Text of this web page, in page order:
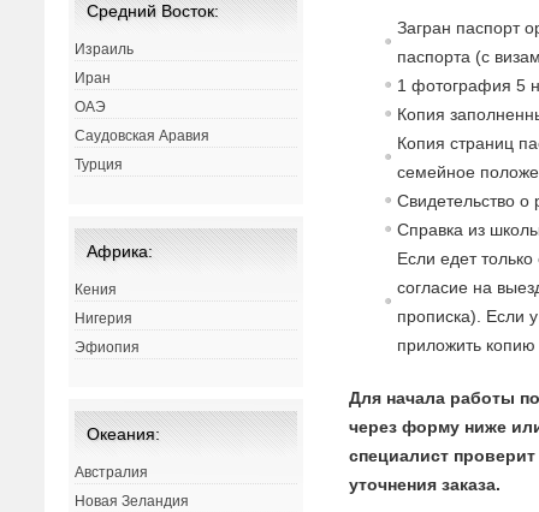
Загран паспорт
паспорта (с в
1 фотография 5
Копия
Копия страниц
семейное
Свидетельство о
Справка из
Если едет
согласие на в
прописка). Если
приложить
Для начала работы
через форму ниже
специалист
уточнения заказа.
Средний Восток:
Израиль
Иран
ОАЭ
Саудовская Аравия
Турция
Африка:
Кения
Нигерия
Эфиопия
Океания:
Австралия
Новая Зеландия